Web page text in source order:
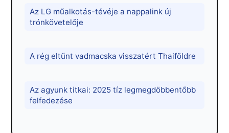
Az LG műalkotás-tévéje a nappalink új
trónkövetelője
A rég eltűnt vadmacska visszatért Thaiföldre
Az agyunk titkai: 2025 tíz legmegdöbbentőbb
felfedezése